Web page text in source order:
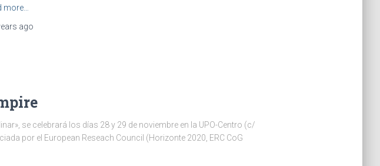
more…
ago
se celebrará los días 28 y 29 de noviembre en la UPO-Centro (c/
por el European Reseach Council (Horizonte 2020, ERC CoG